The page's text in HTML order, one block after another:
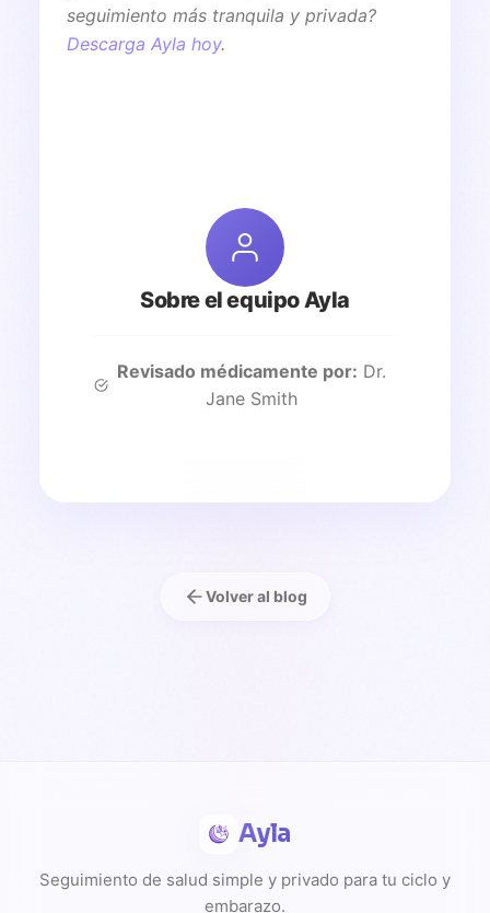
seguimiento más tranquila y privada?
Descarga Ayla hoy.
Sobre el equipo Ayla
Revisado médicamente por: Dr.
Jane Smith
Volver al blog
Ayla
Seguimiento de salud simple y privado para tu ciclo y
embarazo.